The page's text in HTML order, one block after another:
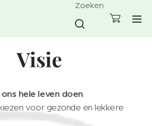
Zoeken
Visie
hele leven doen.
voor gezonde en lekkere